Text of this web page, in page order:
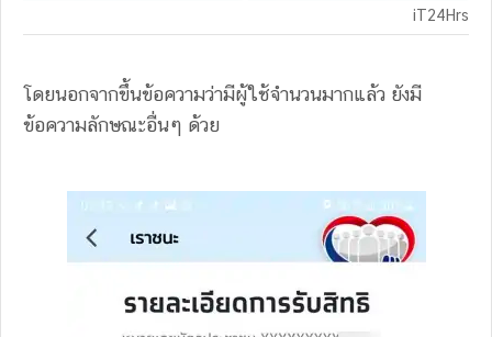
iT24Hrs
โดยนอกจากขึ้นข้อความว่ามีผู้ใช้จำนวนมากแล้ว ยังมี
ข้อความลักษณะอื่นๆ ด้วย